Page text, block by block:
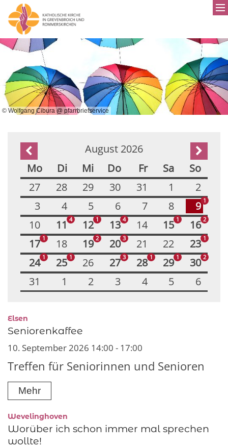
© Wolfgang Cibura @ pfarrbriefservice
Vorherige SeiteAugust 2026
Mo Di Mi Do Fr Sa
So
27
28 29 30 31 1
2
3
4 5 6 7 8 9 1
10 11 4 12 1 13 4 14 15 1 16 2
17 1 18 19 2 20 3 21 22 23 1
24 1 25 1 26 27 3 28 1 29 1 30 2
31 1 2 3 4 5 6
Elsen
Seniorenkaffee
10. September 2026 14:00 - 17:00
Treffen für Seniorinnen und Senioren
Mehr
Wevelinghoven
Worüber ich schon immer mal sprechen
wollte!